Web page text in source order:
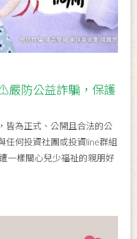
防公益詐騙，保護
皆為正式、公開且合法的公
任何投資社團或投資line群組
一樣關心兒少福祉的親朋好